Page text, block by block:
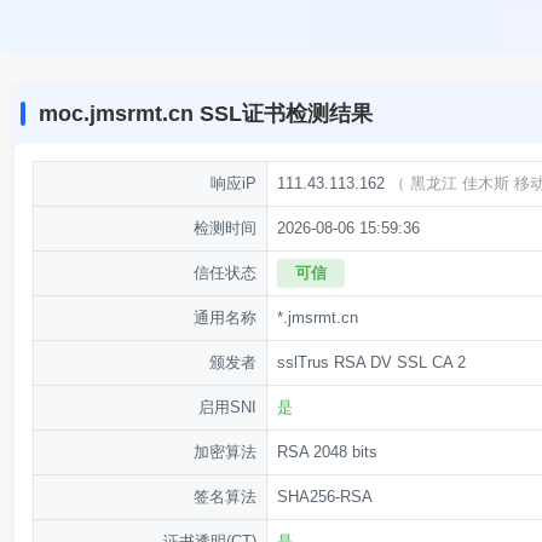
moc.jmsrmt.cn SSL证书检测结果
响应iP 111.43.113.162 （ 黑龙江 佳木斯 移
检测时间 2026-08-06 15:59:36
信任状态 可信
通用名称 *.jmsrmt.cn
颁发者 sslTrus RSA DV SSL CA 2
启用SNI 是
加密算法 RSA 2048 bits
签名算法 SHA256-RSA